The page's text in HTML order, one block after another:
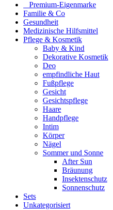
⠀​Premium-Eigenmarke
Familie & Co
Gesundheit
Medizinische Hilfsmittel
Pflege & Kosmetik
Baby & Kind
Dekorative Kosmetik
Deo
empfindliche Haut
Fußpflege
Gesicht
Gesichtspflege
Haare
Handpflege
Intim
Körper
Nägel
Sommer und Sonne
After Sun
Bräunung
Insektenschutz
Sonnenschutz
Sets
Unkategorisiert